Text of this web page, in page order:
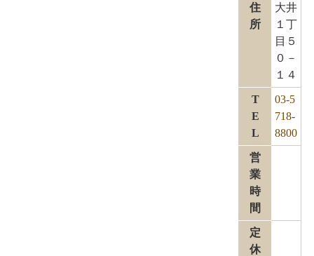
住
所
大井
１丁
目５
０－
１４
T
E
L
03-5
718-
8800
営
業
時
間
定
休